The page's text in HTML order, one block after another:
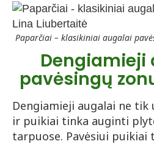
Paparčiai – klasikiniai augalai
Dengiamieji
pavėsingų
Dengiamieji augalai ne tik
ir puikiai tinka auginti
tarpuose. Pavėsiui puikiai